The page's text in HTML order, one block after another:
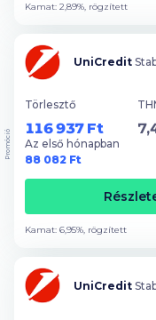
Kamat: 2,89%, rögzített
UniCredit
Törlesztő
116 937 Ft
Az első hónapban
88 082 Ft
Kamat: 6,95%, rögzített
Promóció
UniCredit